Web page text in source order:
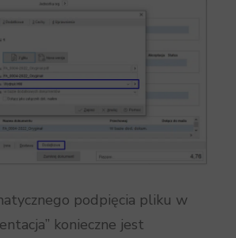
podpięcia pliku w
konieczne jest